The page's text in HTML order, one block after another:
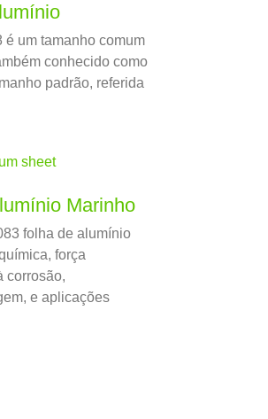
um tamanho comum
conhecido como
padrão, referida
Marinho
folha de alumínio
força
corrosão,
e aplicações